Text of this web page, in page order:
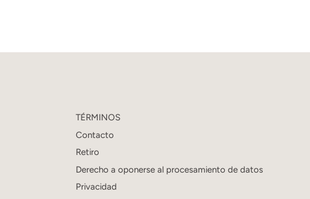
TÉRMINOS
Contacto
Retiro
Derecho a oponerse al procesamiento de datos
Privacidad